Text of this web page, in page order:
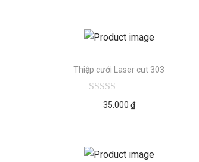
Thiệp cưới Laser cut 303
35.000 ₫